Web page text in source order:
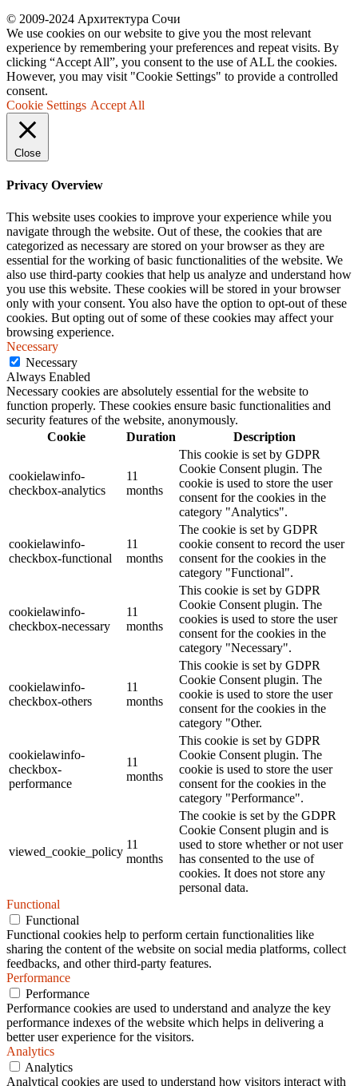
© 2009-2024 Архитектура Сочи
We use cookies on our website to give you the most relevant
experience by remembering your preferences and repeat visits. By
clicking “Accept All”, you consent to the use of ALL the cookies.
However, you may visit "Cookie Settings" to provide a controlled
consent.
Cookie Settings Accept All
Close
Privacy Overview
This website uses cookies to improve your experience while you
navigate through the website. Out of these, the cookies that are
categorized as necessary are stored on your browser as they are
essential for the working of basic functionalities of the website. We
also use third-party cookies that help us analyze and understand how
you use this website. These cookies will be stored in your browser
only with your consent. You also have the option to opt-out of these
cookies. But opting out of some of these cookies may affect your
browsing experience.
Necessary
Necessary
Always Enabled
Necessary cookies are absolutely essential for the website to
function properly. These cookies ensure basic functionalities and
security features of the website, anonymously.
Cookie
Duration Description
cookielawinfo-
checkbox-analytics
11
months
This cookie is set by GDPR
Cookie Consent plugin. The
cookie is used to store the user
consent for the cookies in the
category "Analytics".
cookielawinfo-
checkbox-functional
11
months
The cookie is set by GDPR
cookie consent to record the user
consent for the cookies in the
category "Functional".
cookielawinfo-
checkbox-necessary
11
months
This cookie is set by GDPR
Cookie Consent plugin. The
cookies is used to store the user
consent for the cookies in the
category "Necessary".
cookielawinfo-
checkbox-others
11
months
This cookie is set by GDPR
Cookie Consent plugin. The
cookie is used to store the user
consent for the cookies in the
category "Other.
cookielawinfo-
checkbox-
performance
11
months
This cookie is set by GDPR
Cookie Consent plugin. The
cookie is used to store the user
consent for the cookies in the
category "Performance".
viewed_cookie_policy
11
months
The cookie is set by the GDPR
Cookie Consent plugin and is
used to store whether or not user
has consented to the use of
cookies. It does not store any
personal data.
Functional
Functional
Functional cookies help to perform certain functionalities like
sharing the content of the website on social media platforms, collect
feedbacks, and other third-party features.
Performance
Performance
Performance cookies are used to understand and analyze the key
performance indexes of the website which helps in delivering a
better user experience for the visitors.
Analytics
Analytics
Analytical cookies are used to understand how visitors interact with